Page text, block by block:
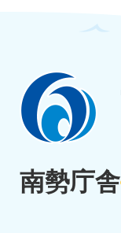
南勢庁舎